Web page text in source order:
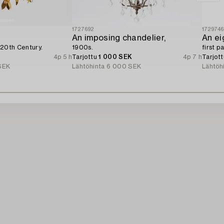
Century.
4p 5 h
1727692
An imposing chandelier,
1900s.
Tarjottu1 000 SEK
4p 7 h
Lähtöhinta 6 000 SEK
1729746
first